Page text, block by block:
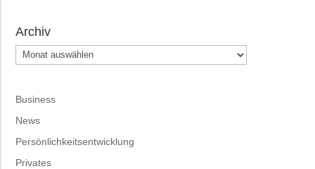
Archiv
Archiv
Business
News
Persönlichkeitsentwicklung
Privates